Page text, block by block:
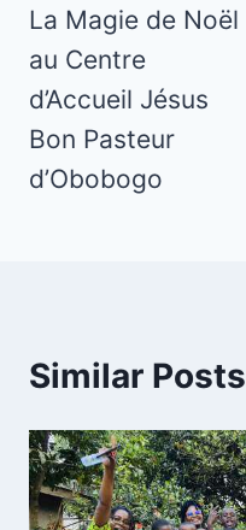
navigation
La Magie de Noël
au Centre
d’Accueil Jésus
Bon Pasteur
d’Obobogo
Similar Posts